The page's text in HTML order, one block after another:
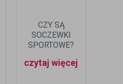
CZY SĄ
SOCZEWKI
SPORTOWE?
czytaj więcej